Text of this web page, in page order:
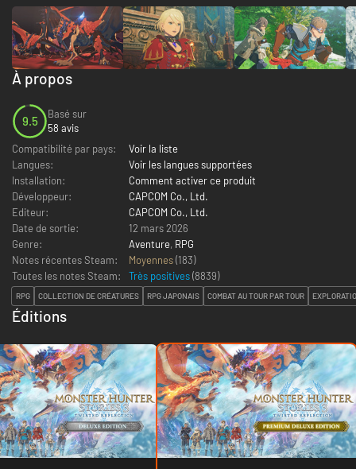
À propos
9.5
Basé sur
58 avis
Compatibilité par pays:
Voir la liste
Langues:
Voir les langues supportées
Installation:
Comment activer ce produit
Développeur:
CAPCOM Co., Ltd.
Editeur:
CAPCOM Co., Ltd.
Date de sortie:
12 mars 2026
Genre:
Aventure, RPG
Notes récentes Steam:
Moyennes(183)
Toutes les notes Steam:
Très positives(8839)
RPG COLLECTION DE CRÉATURES RPG JAPONAIS COMBAT AU TOUR PAR TOUR
Éditions